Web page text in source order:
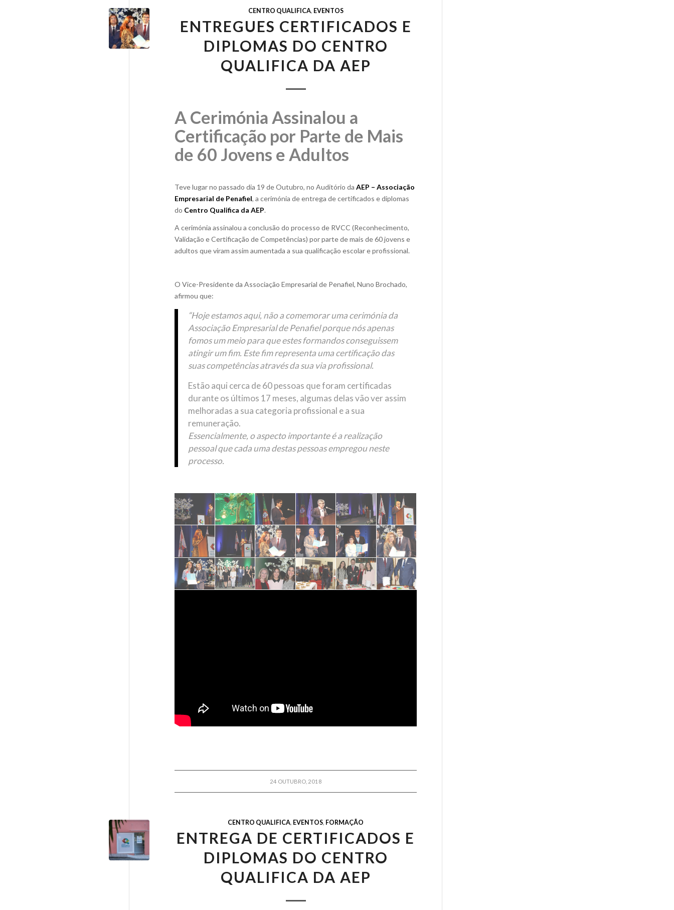
CENTRO QUALIFICA, EVENTOS
ENTREGUES CERTIFICADOS E
DIPLOMAS DO CENTRO
QUALIFICA DA AEP
A Cerimónia Assinalou a
Certificação por Parte de Mais
de 60 Jovens e Adultos
Teve lugar no passado dia 19 de Outubro, no Auditório da AEP – Associação
Empresarial de Penafiel, a cerimónia de entrega de certificados e diplomas
do Centro Qualifica da AEP.
A cerimónia assinalou a conclusão do processo de RVCC (Reconhecimento,
Validação e Certificação de Competências) por parte de mais de 60 jovens e
adultos que viram assim aumentada a sua qualificação escolar e profissional.
O Vice-Presidente da Associação Empresarial de Penafiel, Nuno Brochado,
afirmou que:
“Hoje estamos aqui, não a comemorar uma cerimónia da
Associação Empresarial de Penafiel porque nós apenas
fomos um meio para que estes formandos conseguissem
atingir um fim. Este fim representa uma certificação das
suas competências através da sua via profissional.
Estão aqui cerca de 60 pessoas que foram certificadas
durante os últimos 17 meses, algumas delas vão ver assim
melhoradas a sua categoria profissional e a sua
remuneração.
Essencialmente, o aspecto importante é a realização
pessoal que cada uma destas pessoas empregou neste
processo.
24 OUTUBRO, 2018
CENTRO QUALIFICA, EVENTOS, FORMAÇÃO
ENTREGA DE CERTIFICADOS E
DIPLOMAS DO CENTRO
QUALIFICA DA AEP